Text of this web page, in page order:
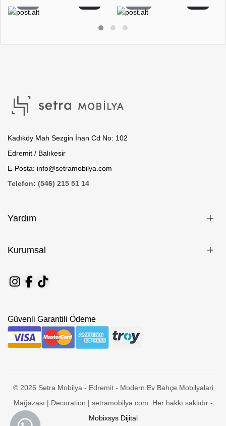
Kadıköy Mah Sezgin İnan Cd No: 102
Edremit / Balıkesir
E-Posta: info@setramobilya.com
Telefon: (546) 215 51 14
Yardım
Kurumsal
Güvenli Garantili Ödeme
© 2026 Setra Mobilya - Edremit - Modern Ev Bahçe Mobilyalari
Mağazası | Decoration | setramobilya.com. Her hakkı saklıdır -
Mobixsys Dijital